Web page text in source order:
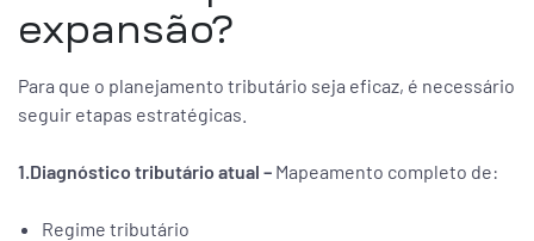
expansão?
Para que o planejamento tributário seja eficaz, é necessário
seguir etapas estratégicas.
1.Diagnóstico tributário atual – Mapeamento completo de:
Regime tributário